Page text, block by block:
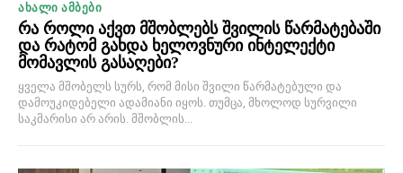
ᲐᲮᲐᲚᲘ ᲐᲛᲑᲔᲑᲘ
რა როლი აქვთ მშობლებს შვილის წარმატებაში
და რატომ გახდა ხელოვნური ინტელექტი
მომავლის გასაღები?
ყველა მშობელს სურს, რომ მისი შვილი წარმატებული და
დამოუკიდებელი ადამიანი იყოს. თუმცა, მხოლოდ სურვილი
საკმარისი არ არის. მშობლის...